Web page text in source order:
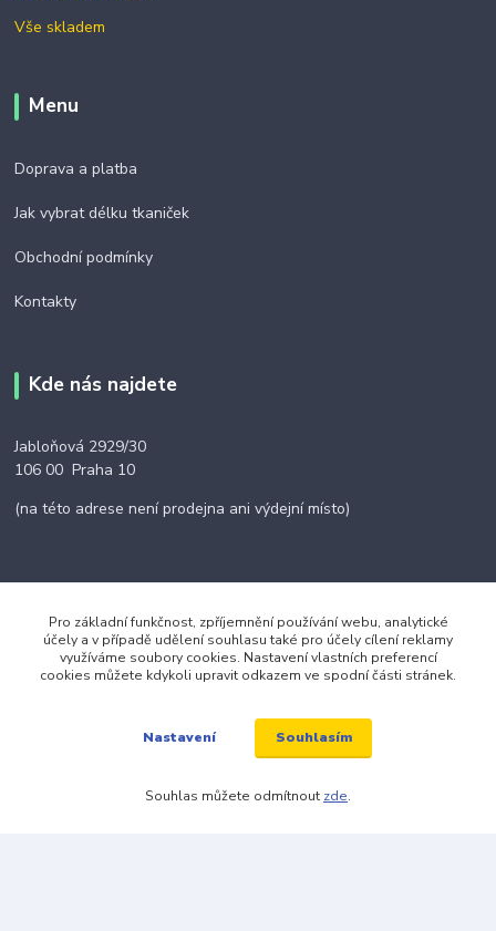
Vše skladem
Menu
Doprava a platba
Jak vybrat délku tkaniček
Obchodní podmínky
Kontakty
Kde nás najdete
Jabloňová 2929/30
106 00 Praha 10
(na této adrese není prodejna ani výdejní místo)
Kontakty
objednavky@zavazuj.cz
Pro základní funkčnost, zpříjemnění používání webu, analytické
účely a v případě udělení souhlasu také pro účely cílení reklamy
využíváme soubory cookies. Nastavení vlastních preferencí
cookies můžete kdykoli upravit odkazem ve spodní části stránek.
Nastavení Souhlasím
Souhlas můžete odmítnout zde.